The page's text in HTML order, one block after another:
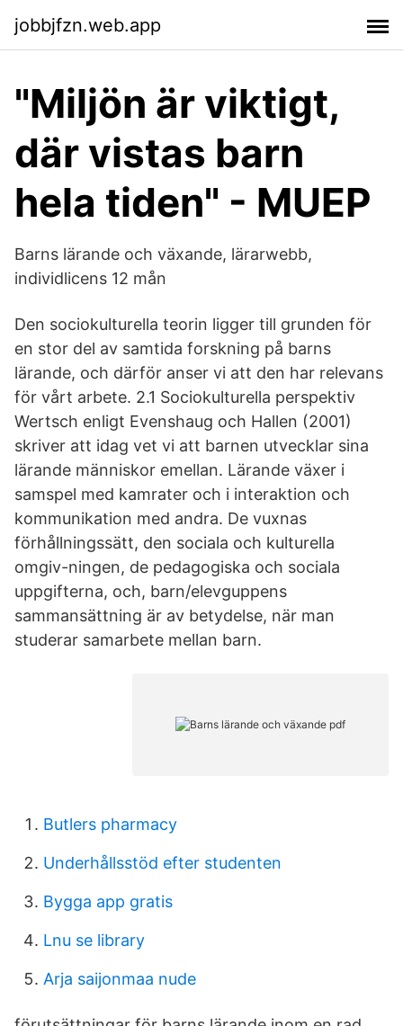
jobbjfzn.web.app
"Miljön är viktigt,
där vistas barn
hela tiden" - MUEP
Barns lärande och växande, lärarwebb,
individlicens 12 mån
Den sociokulturella teorin ligger till grunden för
en stor del av samtida forskning på barns
lärande, och därför anser vi att den har relevans
för vårt arbete. 2.1 Sociokulturella perspektiv
Wertsch enligt Evenshaug och Hallen (2001)
skriver att idag vet vi att barnen utvecklar sina
lärande människor emellan. Lärande växer i
samspel med kamrater och i interaktion och
kommunikation med andra. De vuxnas
förhållningssätt, den sociala och kulturella
omgiv-ningen, de pedagogiska och sociala
uppgifterna, och, barn/elevguppens
sammansättning är av betydelse, när man
studerar samarbete mellan barn.
Butlers pharmacy
Underhållsstöd efter studenten
Bygga app gratis
Lnu se library
Arja saijonmaa nude